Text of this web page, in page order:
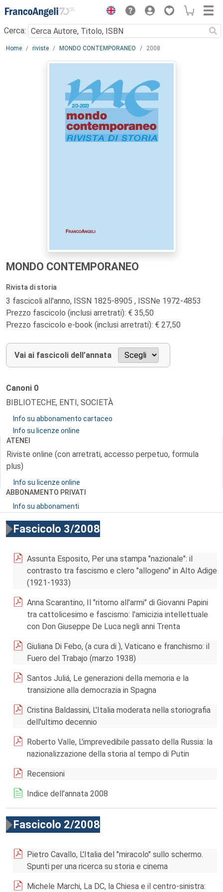
Menu
Cerca:
Main content
Home riviste MONDO CONTEMPORANEO 2008
MONDO CONTEMPORANEO
Rivista di storia
3 fascicoli all'anno, ISSN 1825-8905 , ISSNe 1972-4853
Prezzo fascicolo (inclusi arretrati): € 35,50
Prezzo fascicolo e-book (inclusi arretrati): € 27,50
Vai ai fascicoli dell’annata
Canoni 0
BIBLIOTECHE, ENTI, SOCIETÀ
Info su abbonamento cartaceo
Info su licenze online
ATENEI
Riviste online (con arretrati, accesso perpetuo, formula
plus)
Info su licenze online
ABBONAMENTO PRIVATI
Info su abbonamenti
Fascicolo 3/2008
Assunta Esposito, Per una stampa "nazionale": il
contrasto tra fascismo e clero "allogeno" in Alto Adige
(1921-1933)
Anna Scarantino, Il "ritorno all'armi" di Giovanni Papini
tra cattolicesimo e fascismo: l'amicizia intellettuale
con Don Giuseppe De Luca negli anni Trenta
Giuliana Di Febo, (a cura di ), Vaticano e franchismo: il
Fuero del Trabajo (marzo 1938)
Santos Juliá, Le generazioni della memoria e la
transizione alla democrazia in Spagna
Cristina Baldassini, L'Italia moderata nella storiografia
dell'ultimo decennio
Roberto Valle, L'imprevedibile passato della Russia: la
nazionalizzazione della storia al tempo di Putin
Recensioni
Indice dell’annata 2008
Fascicolo 2/2008
Pietro Cavallo, L'Italia del "miracolo" sullo schermo.
Spunti per una ricerca su storia e cinema
Michele Marchi, La DC, la Chiesa e il centro-sinistra: